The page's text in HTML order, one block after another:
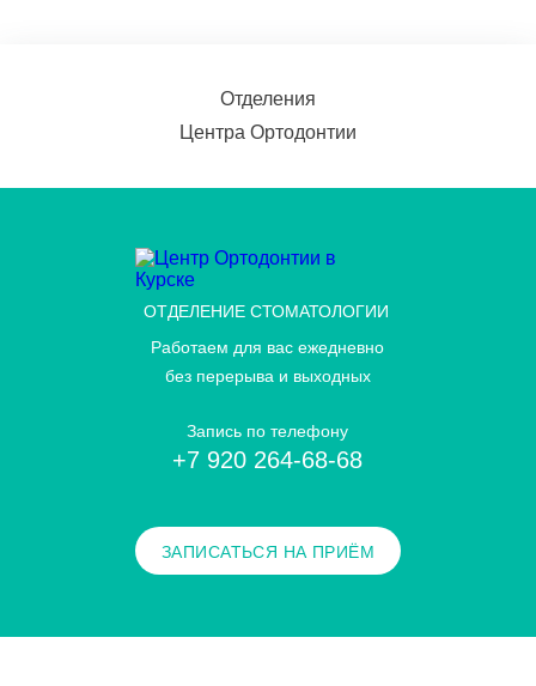
Отделения
Центра Ортодонтии
ОТДЕЛЕНИЕ СТОМАТОЛОГИИ
Работаем для вас ежедневно
без перерыва и выходных
Запись по телефону
+7 920 264-68-68
ЗАПИСАТЬСЯ НА ПРИЁМ